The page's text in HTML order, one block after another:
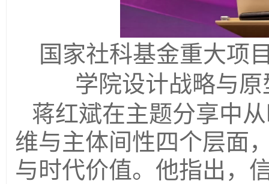
国家社科基金重大项
学院设计战略与
蒋红斌在主题分享中
维与主体间性四个层面
与时代价值。他指出，